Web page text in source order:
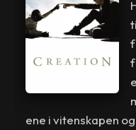
ene i vitenskapen